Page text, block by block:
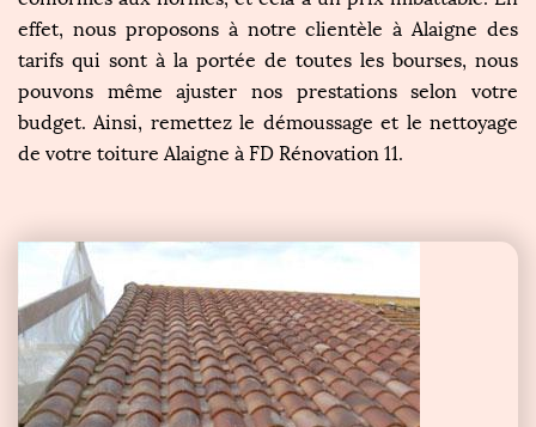
effet, nous proposons à notre clientèle à Alaigne des
tarifs qui sont à la portée de toutes les bourses, nous
pouvons même ajuster nos prestations selon votre
budget. Ainsi, remettez le démoussage et le nettoyage
de votre toiture Alaigne à FD Rénovation 11.